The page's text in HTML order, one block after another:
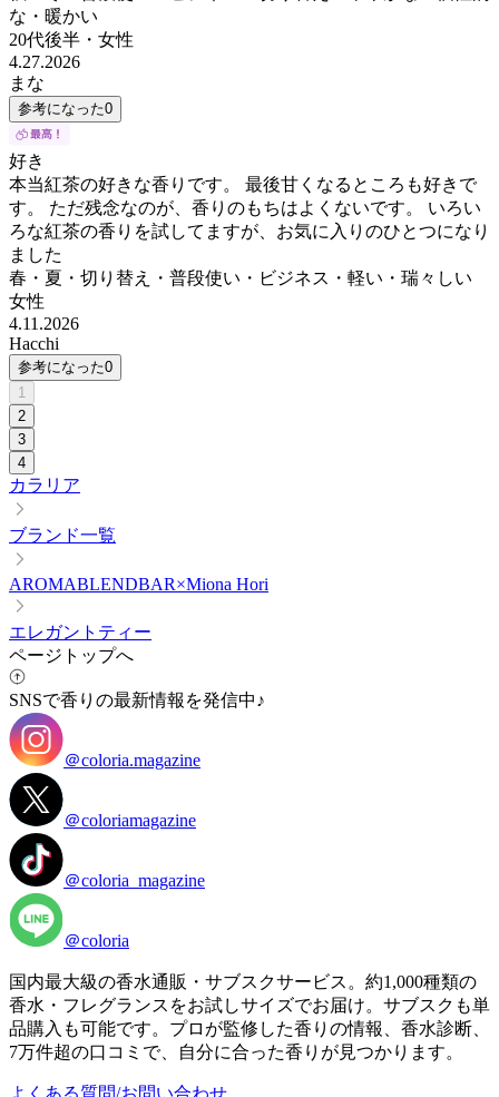
な・暖かい
20代後半 ・ 女性
4.27.2026
まな
参考になった0
好き
本当紅茶の好きな香りです。 最後甘くなるところも好きで
す。 ただ残念なのが、香りのもちはよくないです。 いろい
ろな紅茶の香りを試してますが、お気に入りのひとつになり
ました
春・夏・切り替え・普段使い・ビジネス・軽い・瑞々しい
女性
4.11.2026
Hacchi
参考になった0
1
2
3
4
カラリア
ブランド一覧
AROMABLENDBAR×Miona Hori
エレガントティー
ページトップへ
SNSで香りの最新情報を発信中♪
＠coloria.magazine
＠coloriamagazine
＠coloria_magazine
＠coloria
国内最大級の香水通販・サブスクサービス。約1,000種類の
香水・フレグランスをお試しサイズでお届け。サブスクも単
品購入も可能です。プロが監修した香りの情報、香水診断、
7万件超の口コミで、自分に合った香りが見つかります。
よくある質問/お問い合わせ